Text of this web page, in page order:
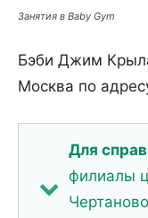
Занятия в Baby Gym
Бэби Джим
Москва по
Для
филиалы